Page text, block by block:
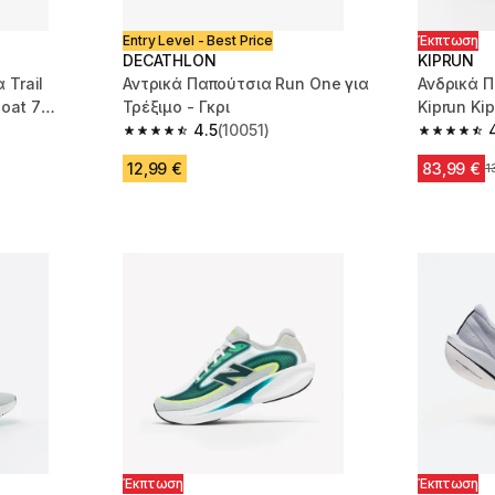
Trail
7
reviews
Entry Level - Best Price
DECATHLON
Αντρικά Παπούτσια Run One για
Τρέξιμο - Γκρι
4.5
4.5 out of 5 stars from 10051 reviews
(10051)
12,99 €
Έκπτωση
KIPRUN
Ανδρικά
Kiprun
Μαύρα
4.2 out of
83,99 €
Έκπτωση Έκπτωση